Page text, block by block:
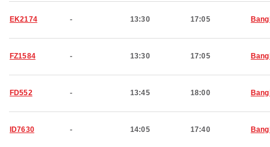
EK2174 - 13:30 17:05
FZ1584 - 13:30 17:05
FD552 - 13:45 18:00
ID7630 - 14:05 17:40